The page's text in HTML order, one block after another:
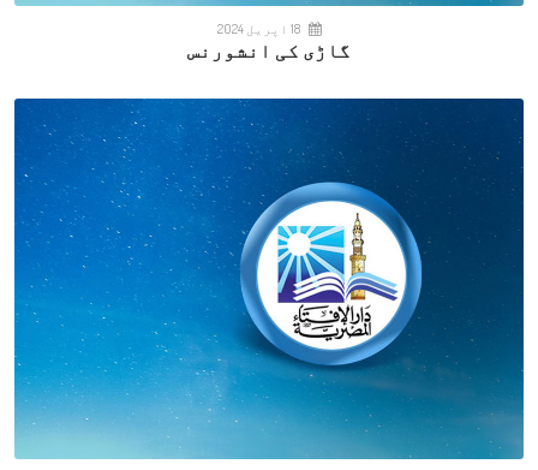
18 اپریل 2024
گاڑی کی انشورنس